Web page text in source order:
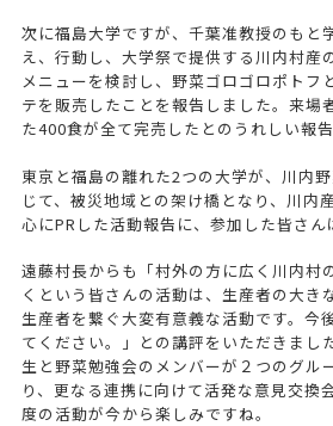
次に福島大学ですが、千葉准教授のもと
え、行動し、大学祭で提供する川内村産
メニューを検討し、野菜ゴロゴロポトフ
テを販売したことを報告しました。来場
た400食が全て完売したとのうれしい報告
東京と福島の離れた2つの大学が、川内
じて、被災地域との架け橋となり、川内
心にPRした活動報告に、参加した皆さん
遠藤村長からも「村外の方に広く川内村
くという皆さんの活動は、生産者の大き
生産者を繋ぐ大変有意義な活動です。今
てください。」との講評をいただきまし
生と野菜勉強会のメンバーが２つのグル
り、更なる連携に向けて活発な意見交換
度の活動が今から楽しみですね。